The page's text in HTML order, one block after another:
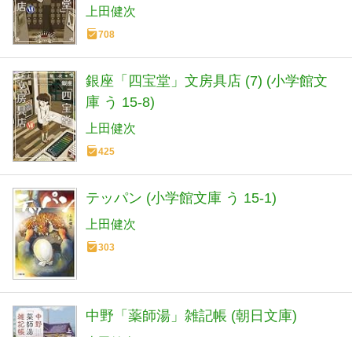
上田健次
708
銀座「四宝堂」文房具店 (7) (小学館文
庫 う 15-8)
上田健次
425
テッパン (小学館文庫 う 15-1)
上田健次
303
中野「薬師湯」雑記帳 (朝日文庫)